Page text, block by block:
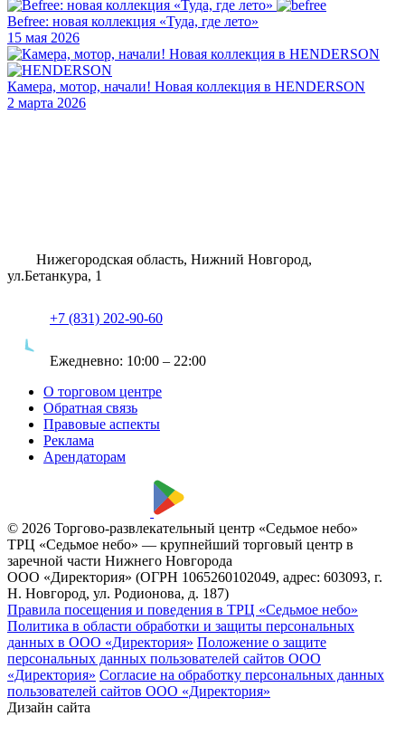
Befree: новая коллекция «Туда, где лето»
15 мая 2026
Камера, мотор, начали! Новая коллекция в HENDERSON
2 марта 2026
Нижегородская область, Нижний Новгород,
ул.Бетанкура, 1
+7 (831) 202-90-60
Ежедневно: 10:00 – 22:00
О торговом центре
Обратная связь
Правовые аспекты
Реклама
Арендаторам
© 2026 Торгово-развлекательный центр «Седьмое небо»
ТРЦ «Седьмое небо» — крупнейший торговый центр в
заречной части Нижнего Новгорода
ООО «Директория» (ОГРН 1065260102049, адрес: 603093, г.
Н. Новгород, ул. Родионова, д. 187)
Правила посещения и поведения в ТРЦ «Седьмое небо»
Политика в области обработки и защиты персональных
данных в ООО «Директория» Положение о защите
персональных данных пользователей сайтов ООО
«Директория» Согласие на обработку персональных данных
пользователей сайтов ООО «Директория»
Дизайн сайта